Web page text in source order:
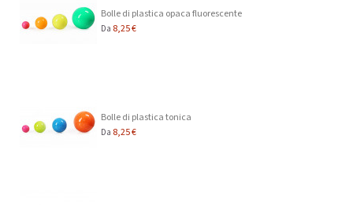
Resistente agli urti
Riutilizzabile
Multiuso
Bolle di plastica opaca fluorescente
Da 8,25 €
Bolle di plastica tonica
Da 8,25 €